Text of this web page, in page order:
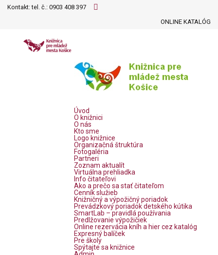
Kontakt: tel. č.: 0903 408 397
ONLINE KATALÓG
Úvod
O knižnici
O nás
Kto sme
Logo knižnice
Organizačná štruktúra
Fotogaléria
Partneri
Zoznam aktualít
Virtuálna prehliadka
Info čitateľovi
Ako a prečo sa stať čitateľom
Cenník služieb
Knižničný a výpožičný poriadok
Prevádzkový poriadok detského kútika
SmartLab – pravidlá používania
Predlžovanie výpožičiek
Online rezervácia kníh a hier cez katalóg
Expresný balíček
Pre školy
Spýtajte sa knižnice